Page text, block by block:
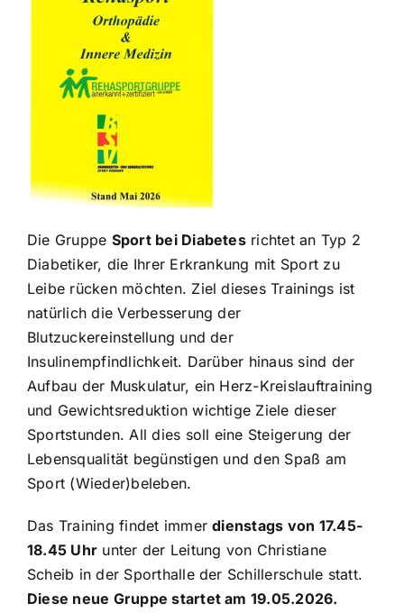
Die Gruppe Sport bei Diabetesrichtet an Typ 2
Diabetiker, die Ihrer Erkrankung mit Sport zu
Leibe rücken möchten. Ziel dieses Trainings ist
natürlich die Verbesserung der
Blutzuckereinstellung und der
Insulinempfindlichkeit. Darüber hinaus sind der
Aufbau der Muskulatur, ein Herz-Kreislauftraining
und Gewichtsreduktion wichtige Ziele dieser
Sportstunden. All dies soll eine Steigerung der
Lebensqualität begünstigen und den Spaß am
Sport (Wieder)beleben.
Das Training findet immerdienstags von 17.45-
18.45 Uhr unter der Leitung von Christiane
Scheib in der Sporthalle der Schillerschule statt.
Diese neue Gruppe startet am 19.05.2026.